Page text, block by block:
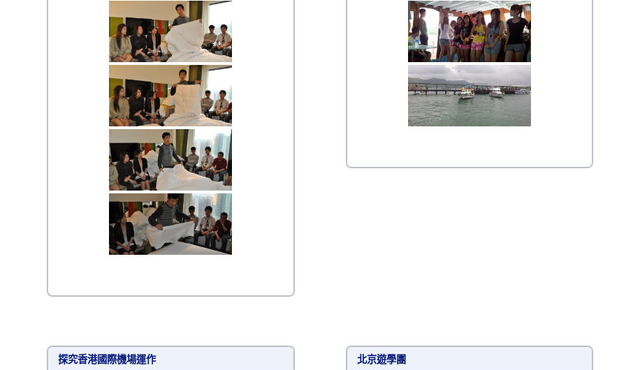
探究香港國際機場運作 北京遊學團